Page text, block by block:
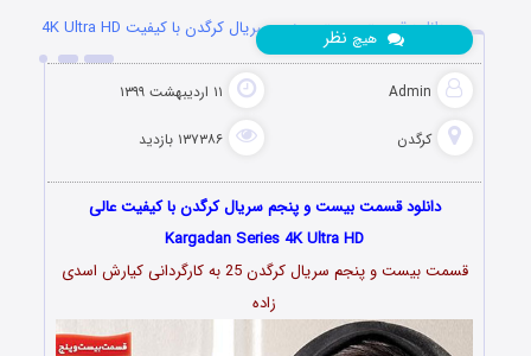
دانلود قسمت بیست و پنجم سریال کرگدن با کیفیت 4K Ultra HD
Admin ۱۱ اردیبهشت ۱۳۹۹
کرگدن ۱۳۷۳۸۶ بازدید
هیچ نظر
دانلود قسمت بیست و پنجم سریال کرگدن با کیفیت عالی
Kargadan Series 4K Ultra HD
قسمت بیست و پنجم سریال کرگدن 25 به کارگردانی کیارش
اسدى
زاده